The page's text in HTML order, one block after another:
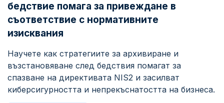
бедствие помага за привеждане в
съответствие с нормативните
изисквания
Научете как стратегиите за архивиране и
възстановяване след бедствия помагат за
спазване на директивата NIS2 и засилват
киберсигурността и непрекъснатостта на бизнеса.